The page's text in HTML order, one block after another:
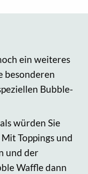
ein weiteres
besonderen
Bubble-
würden Sie
Toppings und
und der
Waffle dann